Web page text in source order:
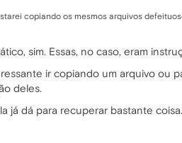
copiando os mesmos arquivos
sim. Essas, no caso, eram
ir copiando um arquivo ou
deles.
já dá para recuperar bastante coisa.